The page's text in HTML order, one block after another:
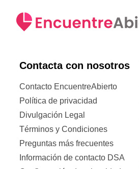
Contacta con nosotros
Contacto EncuentreAbierto
Política de privacidad
Divulgación Legal
Términos y Condiciones
Preguntas más frecuentes
Información de contacto DSA